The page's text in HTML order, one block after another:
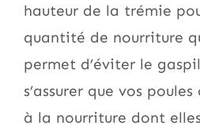
hauteur de la trémie
quantité de nourriture
permet d’éviter le
s’assurer que vos
à la nourriture dont